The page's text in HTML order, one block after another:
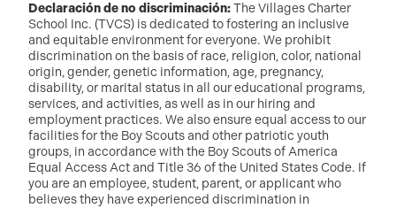
Declaración de no discriminación:The Villages Charter
School Inc. (TVCS) is dedicated to fostering an inclusive
and equitable environment for everyone. We prohibit
discrimination on the basis of race, religion, color, national
origin, gender, genetic information, age, pregnancy,
disability, or marital status in all our educational programs,
services, and activities, as well as in our hiring and
employment practices. We also ensure equal access to our
facilities for the Boy Scouts and other patriotic youth
groups, in accordance with the Boy Scouts of America
Equal Access Act and Title 36 of the United States Code. If
you are an employee, student, parent, or applicant who
believes they have experienced discrimination in